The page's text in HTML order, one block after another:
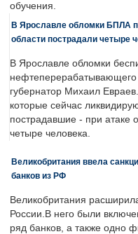
обучения.
В Ярославле обломки БПЛА
области пострадали четыре
В Ярославле обломки
губернатор Михаил
которые сейчас
пострадавшие - при атаке
четыре человека.
Великобритания ввела
банков из РФ
Великобритания
России.В него были
ряд банков, а также одно